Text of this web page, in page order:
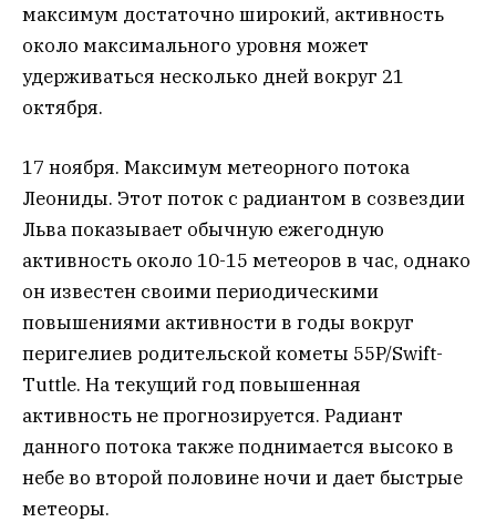
максимум достаточно широкий, активность
около максимального уровня может
удерживаться несколько дней вокруг 21
октября.
17 ноября. Максимум метеорного потока
Леониды. Этот поток с радиантом в созвездии
Льва показывает обычную ежегодную
активность около 10-15 метеоров в час, однако
он известен своими периодическими
повышениями активности в годы вокруг
перигелиев родительской кометы 55P/Swift-
Tuttle. На текущий год повышенная
активность не прогнозируется. Радиант
данного потока также поднимается высоко в
небе во второй половине ночи и дает быстрые
метеоры.